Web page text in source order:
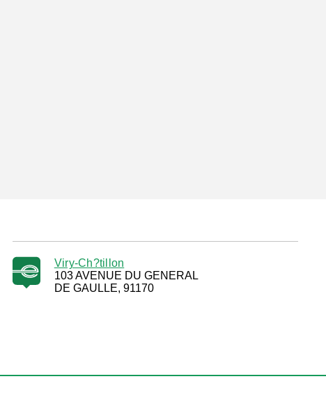
Viry-Ch?tillon
103 AVENUE DU GENERAL
DE GAULLE, 91170